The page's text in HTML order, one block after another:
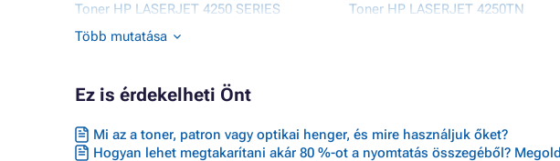
Toner HP LASERJET 4250 SERIES
Toner HP LASERJET 4250DTN
Toner HP LASERJET 4250TN
Több mutatása
Ez is érdekelheti Önt
Mi az a toner, patron vagy optikai henger, és mire használjuk őket?
Hogyan lehet megtakarítani akár 80 %-ot a nyomtatás összegéből?